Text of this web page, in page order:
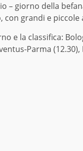
– giorno della
grandi e piccole
e la classifica:
Parma